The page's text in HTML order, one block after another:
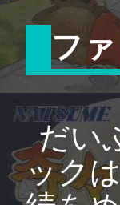
フ
だい
ック